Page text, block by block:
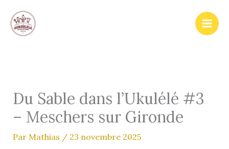
contenu
Du Sable dans l’Ukulélé #3
– Meschers sur Gironde
Par Mathias / 23 novembre 2025